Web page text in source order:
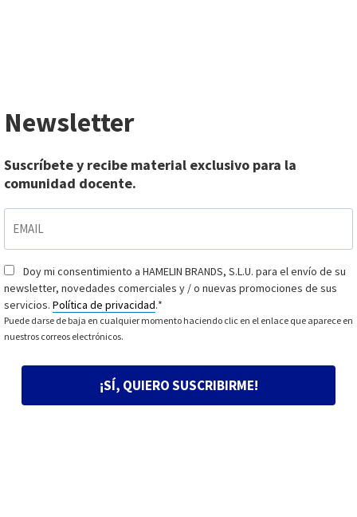
Newsletter
Suscríbete y recibe material exclusivo para la
comunidad docente.
Consentimiento*
Doy mi consentimiento a HAMELIN BRANDS, S.L.U. para el envío de su
newsletter, novedades comerciales y / o nuevas promociones de sus
servicios. Política de privacidad.*
Puede darse de baja en cualquier momento haciendo clic en el enlace que aparece en
nuestros correos electrónicos.